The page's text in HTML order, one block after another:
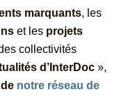
marquants, les
et les projets
collectivités
d’InterDoc»,
notre réseau de